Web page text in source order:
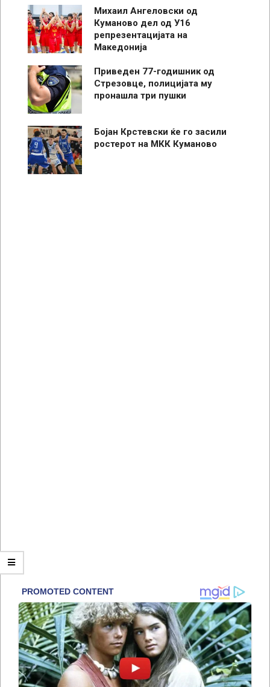
Михаил Ангеловски од
Куманово дел од У16
репрезентацијата на
Македонија
Приведен 77-годишник од
Стрезовце, полицијата му
пронашла три пушки
Бојан Крстевски ќе го засили
ростерот на МКК Куманово